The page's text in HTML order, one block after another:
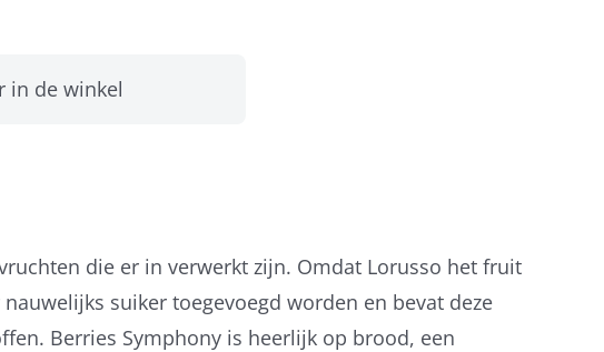
in de winkel
die er in verwerkt zijn. Omdat Lorusso het fruit
suiker toegevoegd worden en bevat deze
Berries Symphony is heerlijk op brood, een